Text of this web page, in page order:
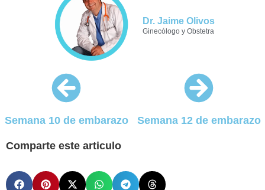
Dr. Jaime Olivos
Ginecólogo y Obstetra
Semana 10 de embarazo Semana 12 de embarazo
Comparte este articulo